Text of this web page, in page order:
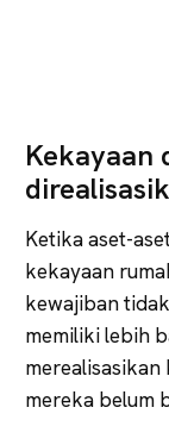
Kekayaan
Ketika aset-
kekayaan
kewajiban
memiliki lebih
merealisasikan
mereka belum